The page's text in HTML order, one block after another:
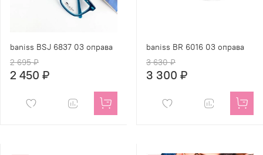
baniss BSJ 6837 03 оправа
2 695 ₽
2 450 ₽
baniss BR 6016 03 оправа
3 630 ₽
3 300 ₽